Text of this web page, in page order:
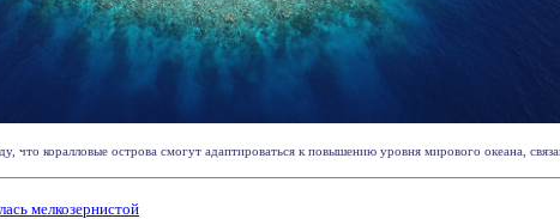
что коралловые острова смогут адаптироваться к повышению уровня мирового океана,
мелкозернистой